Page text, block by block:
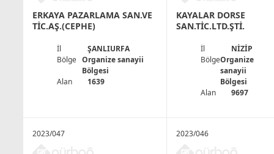
ERKAYA PAZARLAMA SAN.VE
TİC.AŞ.(CEPHE)
İl
ŞANLIURFA
Bölge Organize sanayii
Bölgesi
Alan
1639
KAYALAR DORSE
SAN.TİC.LTD.ŞTİ.
İl
NİZİP
BölgeOrganize
sanayii
Bölgesi
Alan
9697
2023/047 2023/046